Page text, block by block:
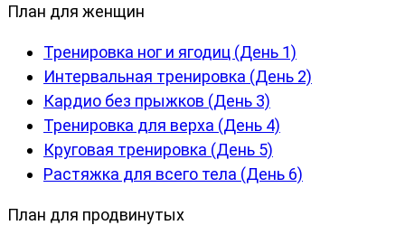
План для женщин
Тренировка ног и ягодиц (День 1)
Интервальная тренировка (День 2)
Кардио без прыжков (День 3)
Тренировка для верха (День 4)
Круговая тренировка (День 5)
Растяжка для всего тела (День 6)
План для продвинутых